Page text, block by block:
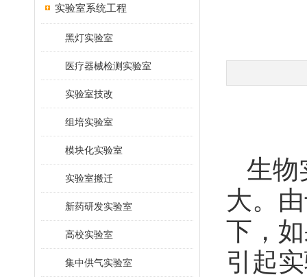
实验室系统工程
黑灯实验室
医疗器械检测实验室
实验室技改
组培实验室
模块化实验室
实验室搬迁
新药研发实验室
高校实验室
集中供气实验室
生物
大。
下，
引起